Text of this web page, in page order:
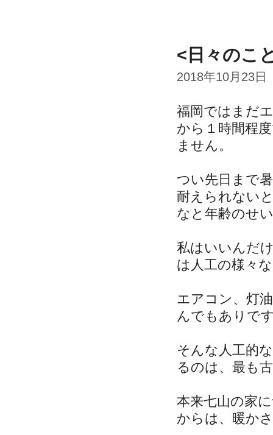
<日々のこ
2018年10月23日
福岡ではまだ
から１時間程
ません。
つい先日まで
耐えられない
なと年齢のせ
私はいいんだ
は人工の様々
エアコン、灯
んでもありで
そんな人工的
るのは、最も
本来七山の家
からは、暖か